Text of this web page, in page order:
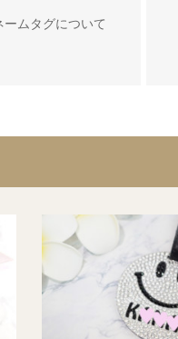
ムタグについて